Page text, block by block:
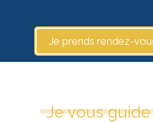
Je prends rendez-
Je vous